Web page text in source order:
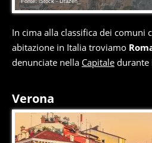
Fonte: iStock - Drazen_
In cima alla classifica dei comuni
abitazione in Italia troviamo
denunciate nella Capitale durante
Verona